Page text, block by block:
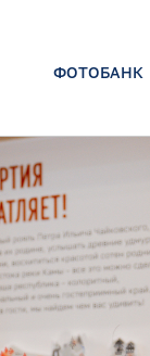
ФОТОБАНК